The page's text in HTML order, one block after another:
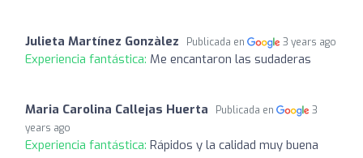
Julieta Martínez Gonzàlez Publicada en 3 years ago
Experiencia fantástica: Me encantaron las sudaderas
Maria Carolina Callejas Huerta Publicada en
3
years ago
Experiencia fantástica: Rápidos y la calidad muy buena